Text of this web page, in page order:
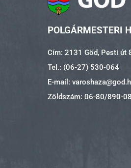
POLGÁRMESTERI
Cím: 2131 Göd, Pesti út
Tel.: (06-27) 530-064
E-mail:
Zöldszám: 06-80/890-